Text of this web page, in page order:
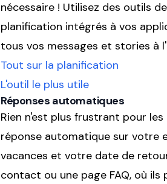
nécessaire ! Utilisez des outils
planification intégrés à vos
tous vos messages et stories à
Tout sur la planification
L'outil le plus utile
Réponses automatiques
Rien n'est plus frustrant pour
réponse automatique sur votre
vacances et votre date de
contact ou une page FAQ, où